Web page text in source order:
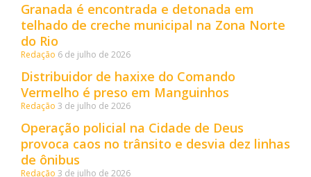
Granada é encontrada e detonada em
telhado de creche municipal na Zona Norte
do Rio
Redação 6 de julho de 2026
Distribuidor de haxixe do Comando
Vermelho é preso em Manguinhos
Redação 3 de julho de 2026
Operação policial na Cidade de Deus
provoca caos no trânsito e desvia dez linhas
de ônibus
Redação 3 de julho de 2026